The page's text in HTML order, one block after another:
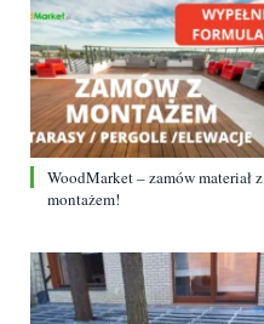
WoodMarket – zamów materiał z
montażem!